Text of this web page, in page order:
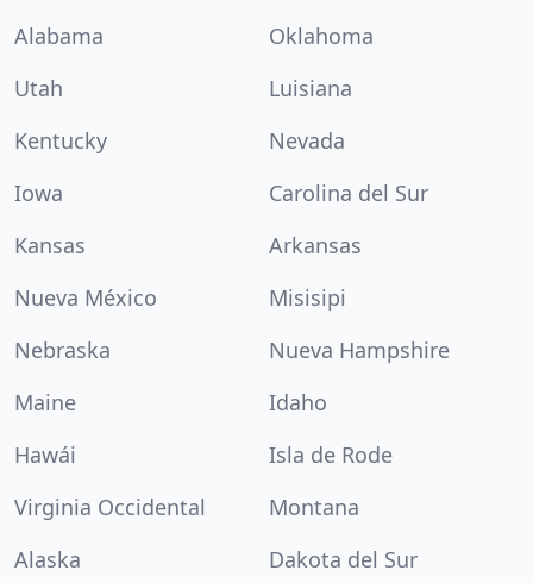
Alabama
Oklahoma
Utah
Luisiana
Kentucky
Nevada
Iowa
Carolina del Sur
Kansas
Arkansas
Nueva México
Misisipi
Nebraska
Nueva Hampshire
Maine
Idaho
Hawái
Isla de Rode
Virginia Occidental
Montana
Alaska
Dakota del Sur